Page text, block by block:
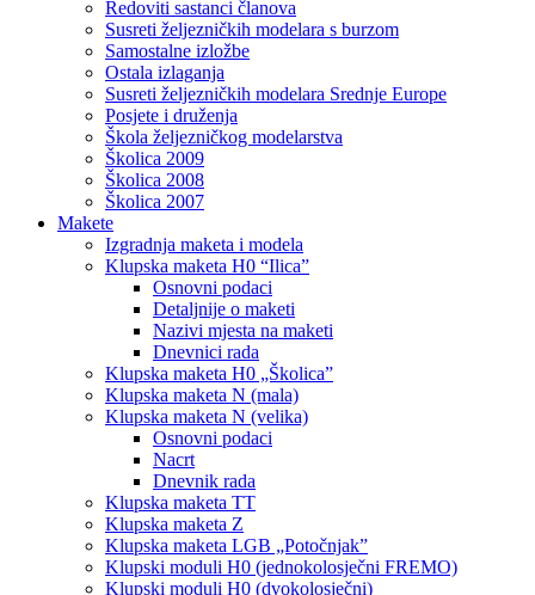
Redoviti sastanci članova
Susreti željezničkih modelara s burzom
Samostalne izložbe
Ostala izlaganja
Susreti željezničkih modelara Srednje Europe
Posjete i druženja
Škola željezničkog modelarstva
Školica 2009
Školica 2008
Školica 2007
Makete
Izgradnja maketa i modela
Klupska maketa H0 “Ilica”
Osnovni podaci
Detaljnije o maketi
Nazivi mjesta na maketi
Dnevnici rada
Klupska maketa H0 „Školica”
Klupska maketa N (mala)
Klupska maketa N (velika)
Osnovni podaci
Nacrt
Dnevnik rada
Klupska maketa TT
Klupska maketa Z
Klupska maketa LGB „Potočnjak”
Klupski moduli H0 (jednokolosječni FREMO)
Klupski moduli H0 (dvokolosječni)